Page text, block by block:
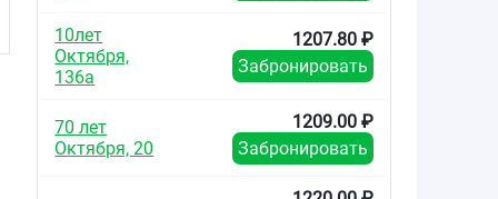
10лет
Октября,
136а
1207.80 ₽
Забронировать
70 лет
Октября, 20
1209.00 ₽
Забронировать